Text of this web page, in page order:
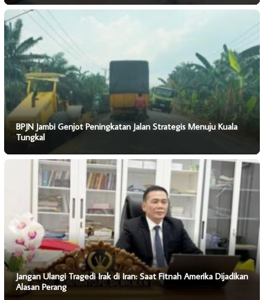
BPJN Jambi Genjot Peningkatan Jalan Strategis Menuju Kuala
Tungkal
Jangan Ulangi Tragedi Irak di Iran: Saat Fitnah Amerika Dijadikan
Alasan Perang